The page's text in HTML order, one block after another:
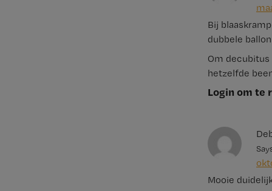
Bij
dubbele
Om decubitus
hetzelfde
Login om te
Mooie